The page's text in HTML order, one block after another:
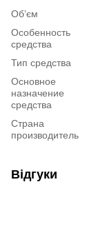
Обʼєм
Особенность
средства
Тип средства
Основное
назначение
средства
Страна
производитель
Відгуки